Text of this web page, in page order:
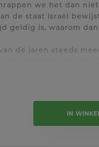
we het dan
de staat Israël
geldig is, waarom
de jaren steeds
over de relatie
jaar rondtrok om Zijn
laat zien waarom
IN